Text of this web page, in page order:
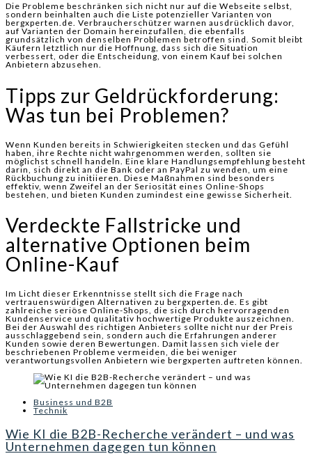
Die Probleme beschränken sich nicht nur auf die Webseite selbst,
sondern beinhalten auch die Liste potenzieller Varianten von
bergxperten.de. Verbraucherschützer warnen ausdrücklich davor,
auf Varianten der Domain hereinzufallen, die ebenfalls
grundsätzlich von denselben Problemen betroffen sind. Somit bleibt
Käufern letztlich nur die Hoffnung, dass sich die Situation
verbessert, oder die Entscheidung, von einem Kauf bei solchen
Anbietern abzusehen.
Tipps zur Geldrückforderung:
Was tun bei Problemen?
Wenn Kunden bereits in Schwierigkeiten stecken und das Gefühl
haben, ihre Rechte nicht wahrgenommen werden, sollten sie
möglichst schnell handeln. Eine klare Handlungsempfehlung besteht
darin, sich direkt an die Bank oder an PayPal zu wenden, um eine
Rückbuchung zu initiieren. Diese Maßnahmen sind besonders
effektiv, wenn Zweifel an der Seriosität eines Online-Shops
bestehen, und bieten Kunden zumindest eine gewisse Sicherheit.
Verdeckte Fallstricke und
alternative Optionen beim
Online-Kauf
Im Licht dieser Erkenntnisse stellt sich die Frage nach
vertrauenswürdigen Alternativen zu bergxperten.de. Es gibt
zahlreiche seriöse Online-Shops, die sich durch hervorragenden
Kundenservice und qualitativ hochwertige Produkte auszeichnen.
Bei der Auswahl des richtigen Anbieters sollte nicht nur der Preis
ausschlaggebend sein, sondern auch die Erfahrungen anderer
Kunden sowie deren Bewertungen. Damit lassen sich viele der
beschriebenen Probleme vermeiden, die bei weniger
verantwortungsvollen Anbietern wie bergxperten auftreten können.
Business und B2B
Technik
Wie KI die B2B-Recherche verändert – und was
Unternehmen dagegen tun können